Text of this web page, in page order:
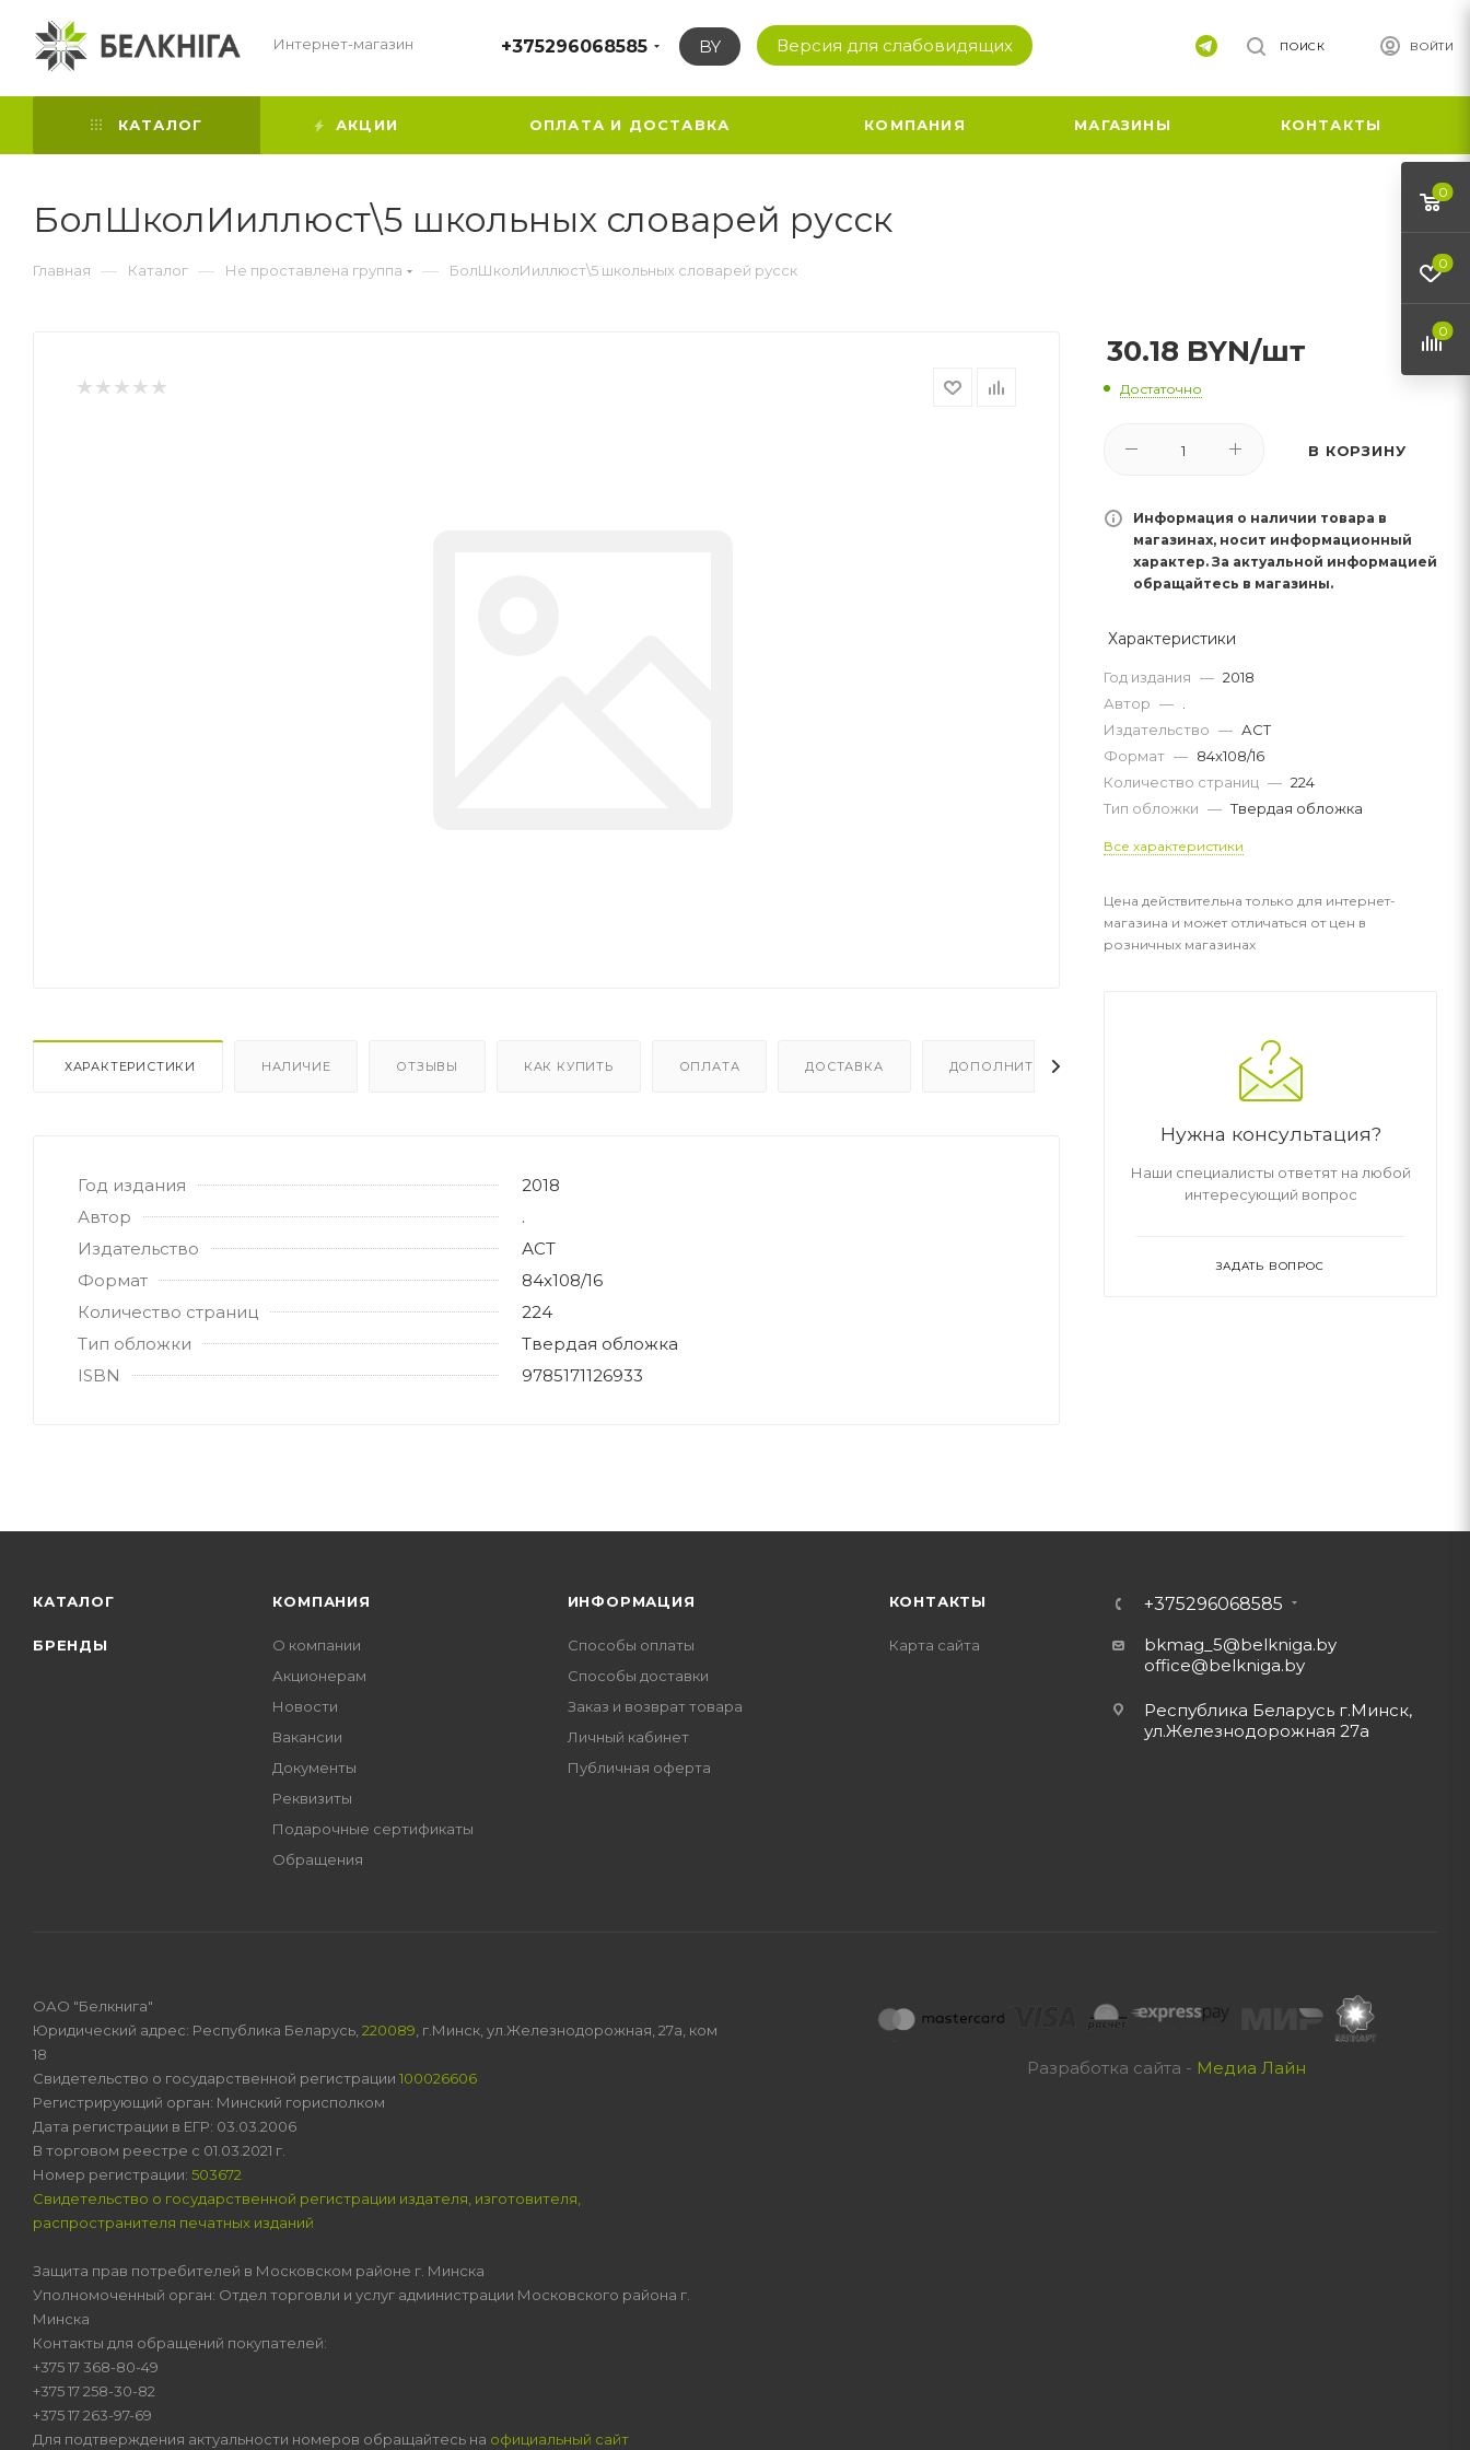
Интернет-магазин +375296068585 BY Версия для слабовидящих ВОЙТИ
ПОИСК
КАТАЛОГ АКЦИИ ОПЛАТА И ДОСТАВКА КОМПАНИЯ МАГАЗИНЫ КОНТАКТЫ
БолШколИиллюст\5 школьных словарей русск
Главная — Каталог — Не проставлена группа — БолШколИиллюст\5 школьных словарей русск
ХАРАКТЕРИСТИКИ НАЛИЧИЕ ОТЗЫВЫ КАК КУПИТЬ ОПЛАТА ДОСТАВКА ДОПОЛНИТЕЛЬНО
Год издания
2018
Автор
.
Издательство
АСТ
Формат
84x108/16
Количество страниц
224
Тип обложки
Твердая обложка
ISBN
9785171126933
30.18 BYN/шт
Достаточно
В КОРЗИНУ
Информация о наличии товара в
магазинах, носит информационный
характер. За актуальной информацией
обращайтесь в магазины.
Характеристики
Год издания — 2018
Автор —
Издательство — АСТ
Формат — 84x108/16
Количество страниц — 224
Тип обложки — Твердая обложка
Все характеристики
Цена действительна только для интернет-
магазина и может отличаться от цен в
розничных магазинах
Нужна консультация?
Наши специалисты ответят на любой
интересующий вопрос
ЗАДАТЬ ВОПРОС
КАТАЛОГ
БРЕНДЫ
КОМПАНИЯ
О компании
Акционерам
Новости
Вакансии
Документы
Реквизиты
Подарочные сертификаты
Обращения
ИНФОРМАЦИЯ
Способы оплаты
Способы доставки
Заказ и возврат товара
Личный кабинет
Публичная оферта
КОНТАКТЫ
Карта сайта
+375296068585
bkmag_5@belkniga.by
office@belkniga.by
Республика Беларусь г.Минск,
ул.Железнодорожная 27а
Разработка сайта - Медиа Лайн
ОАО "Белкнига"
Юридический адрес: Республика Беларусь, 220089 , г.Минск, ул.Железнодорожная, 27а, ком
18
Свидетельство о государственной регистрации 100026606
Регистрирующий орган: Минский горисполком
Дата регистрации в ЕГР: 03.03.2006
В торговом реестре с 01.03.2021 г.
Номер регистрации: 503672
Свидетельство о государственной регистрации издателя, изготовителя,
распространителя печатных изданий
Защита прав потребителей в Московском районе г. Минска
Уполномоченный орган: Отдел торговли и услуг администрации Московского района г.
Минска
Контакты для обращений покупателей:
+375 17 368-80-49
+375 17 258-30-82
+375 17 263-97-69
Для подтверждения актуальности номеров обращайтесь на официальный сайт
0
0
0